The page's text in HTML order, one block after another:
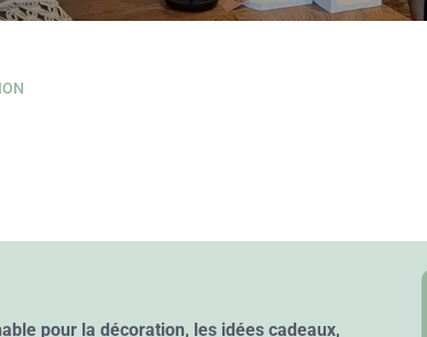
pour la décoration, les idées cadeaux,